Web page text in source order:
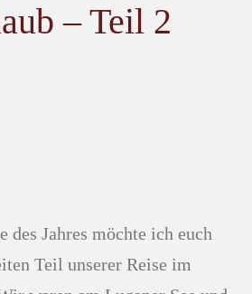
– Teil 2
des Jahres möchte ich euch
Teil unserer Reise im